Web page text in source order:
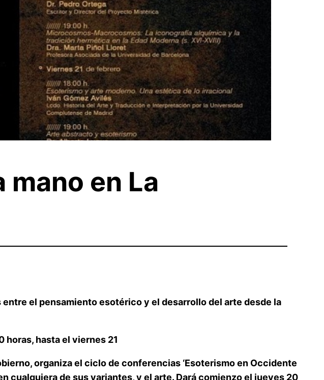
mano en La
el pensamiento esotérico y el desarrollo del arte desde la
horas, hasta el viernes 21
organiza el ciclo de conferencias ‘Esoterismo en Occidente
cualquiera de sus variantes, y el arte. Dará comienzo el jueves 20